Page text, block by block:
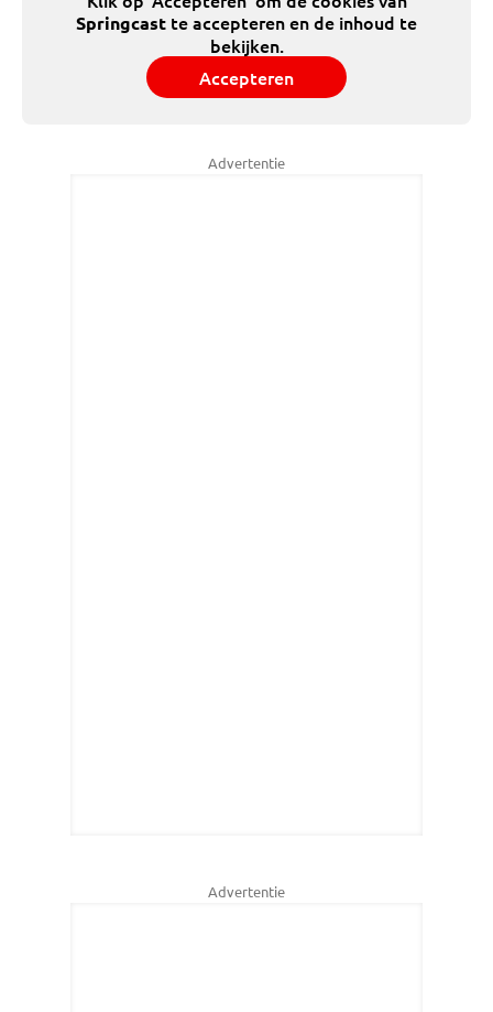
Springcast te accepteren en de inhoud te
bekijken.
Accepteren
Advertentie
Advertentie